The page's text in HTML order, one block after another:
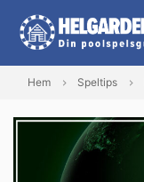
Hem Speltips